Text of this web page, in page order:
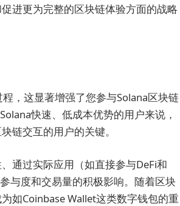
进更为完整的区块链体验方面的战略
，这显著增强了您参与Solana区块链
快速、低成本优势的用户来说，
链交互的用户的关键。
通过实际应用（如直接参与DeFi和
与度和交易量的积极影响。随着区块
如Coinbase Wallet这类数字钱包的重